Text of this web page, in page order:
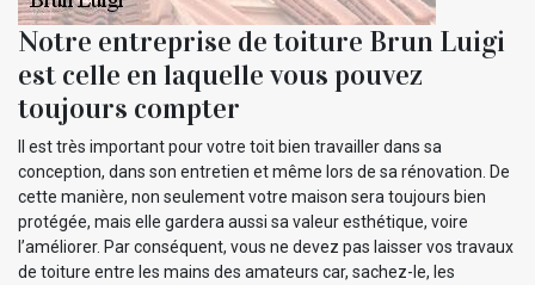
Notre entreprise de toiture Brun Luigi
est celle en laquelle vous pouvez
toujours compter
Il est très important pour votre toit bien travailler dans sa
conception, dans son entretien et même lors de sa rénovation. De
cette manière, non seulement votre maison sera toujours bien
protégée, mais elle gardera aussi sa valeur esthétique, voire
l’améliorer. Par conséquent, vous ne devez pas laisser vos travaux
de toiture entre les mains des amateurs car, sachez-le, les